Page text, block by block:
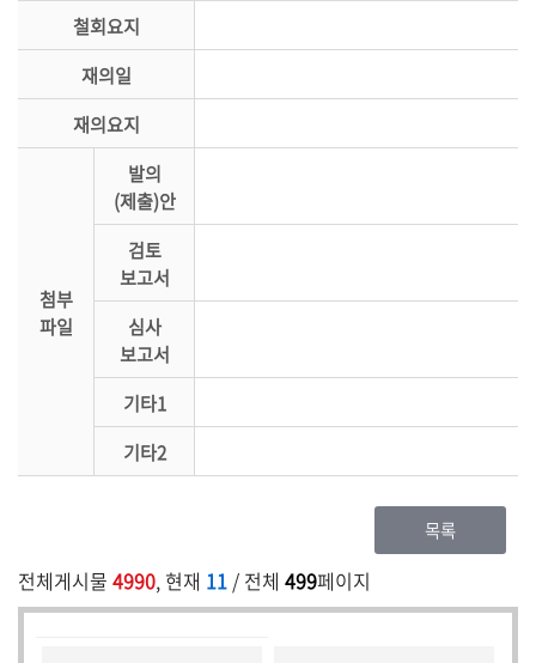
철회요지
재의일
재의요지
첨부
파일
발의
(제출)안
검토
보고서
심사
보고서
기타1
기타2
목록
전체게시물 4990, 현재 11 / 전체 499페이지